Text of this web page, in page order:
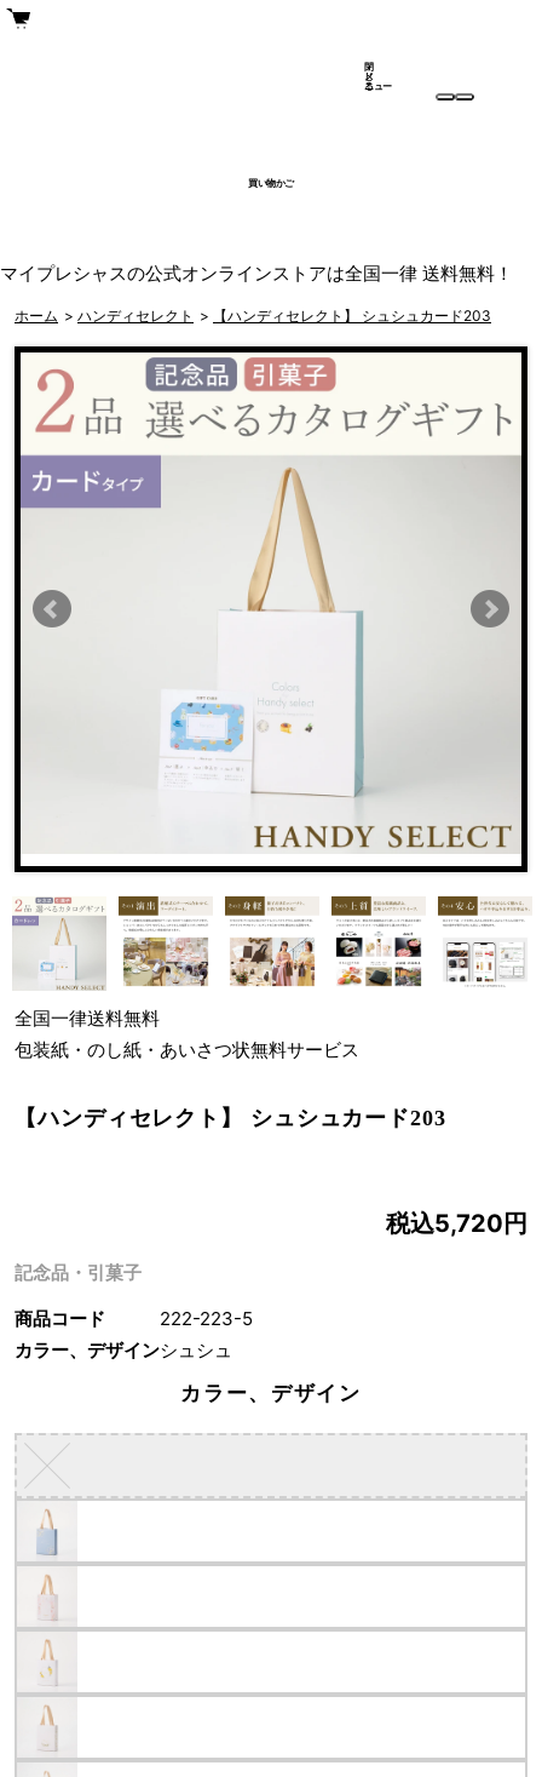
買い物かご
メ
ニュー
閉
じ
る
マイプレシャスの公式オンラインストアは全国一律 送料無料！
ホーム > ハンディセレクト > 【ハンディセレクト】 シュシュカード203
全国一律送料無料
包装紙・のし紙・あいさつ状無料サービス
【ハンディセレクト】 シュシュカード203
記念品・引菓子
税込5,720円
商品コード
222-223-5
カラー、デザインシュシュ
カラー、デザイン